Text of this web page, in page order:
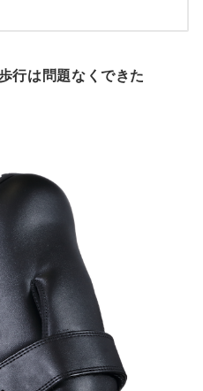
行は問題なくできた